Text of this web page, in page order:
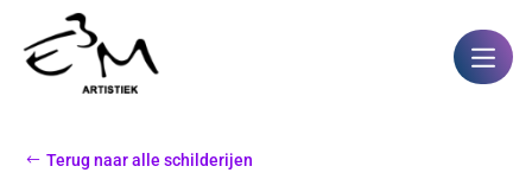
Terug naar alle schilderijen